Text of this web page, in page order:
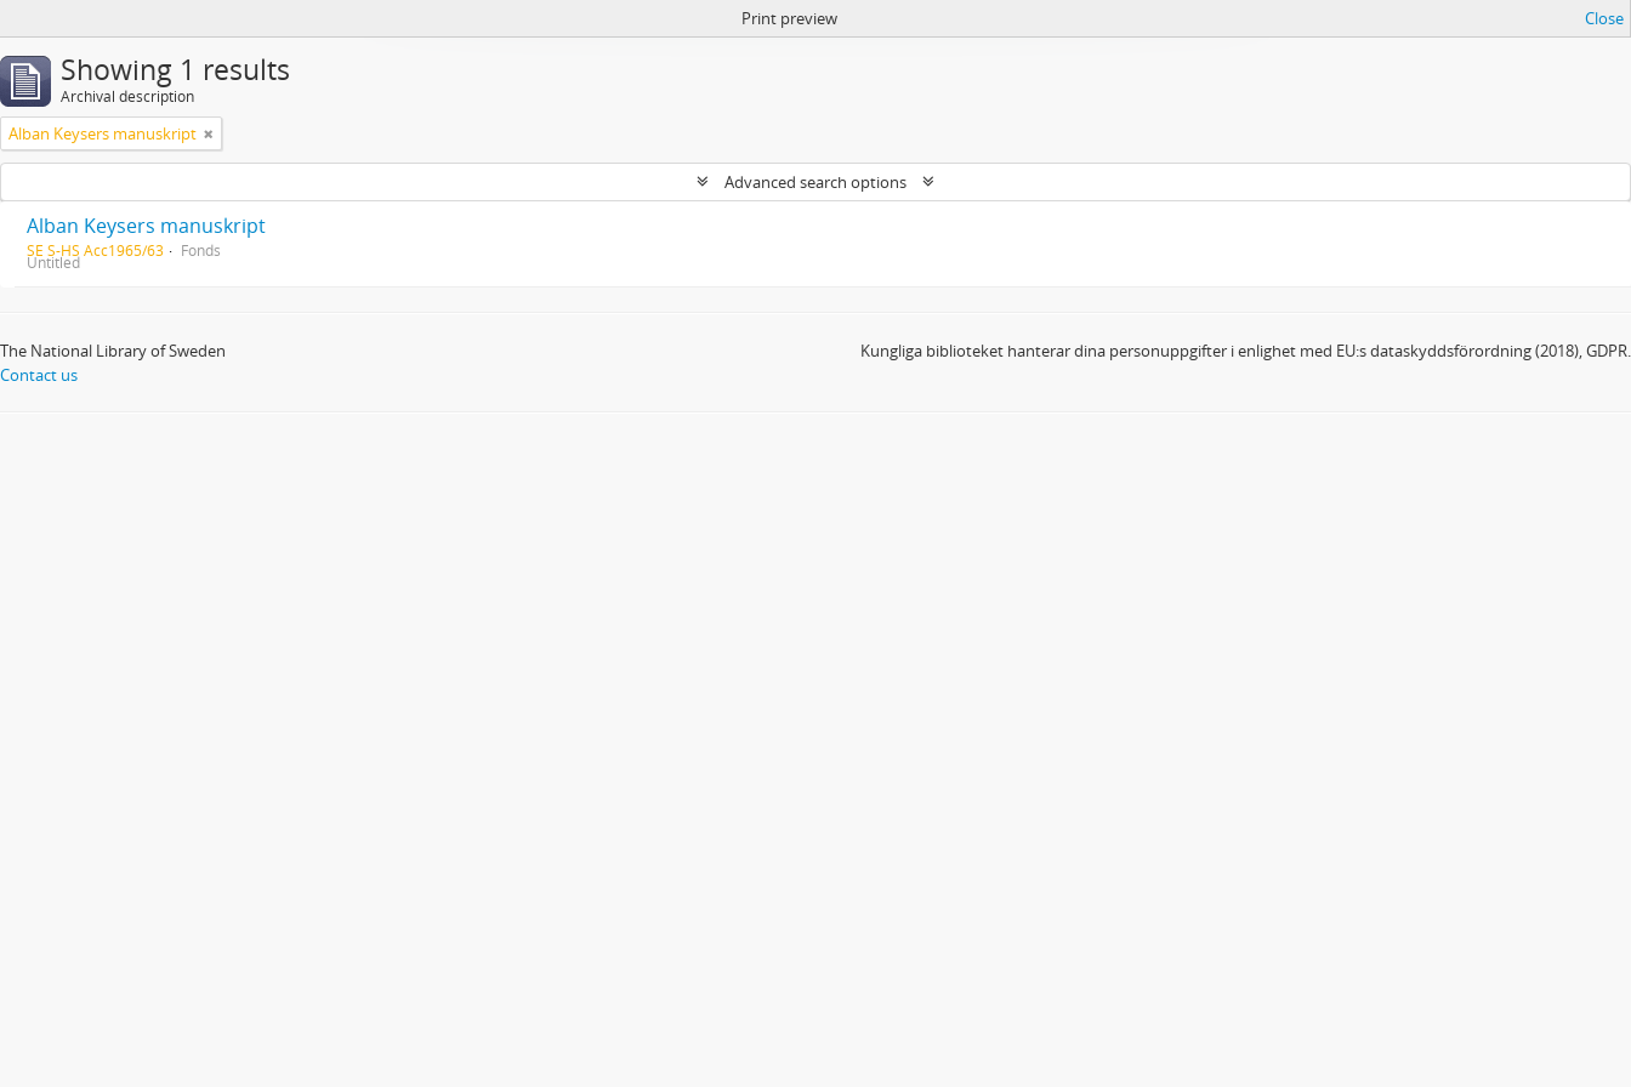
Print preview Close
Showing 1 results
Archival description
Alban Keysers manuskript
Advanced search options
Alban Keysers manuskript
SE S-HS Acc1965/63 Fonds
Untitled
The National Library of Sweden
Contact us
Kungliga biblioteket hanterar dina personuppgifter i enlighet med EU:s dataskyddsförordning (2018), GDPR.